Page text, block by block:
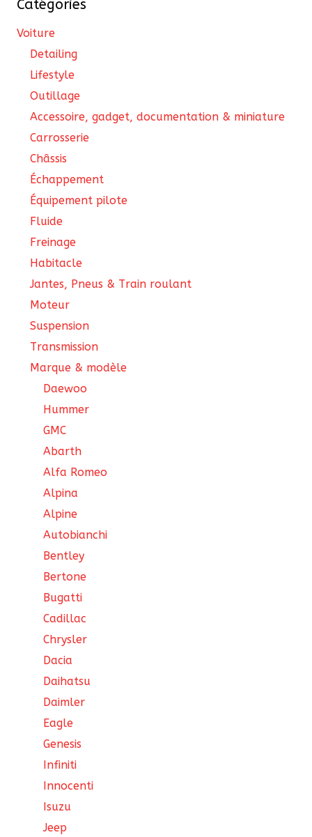
Catégories
Voiture
Detailing
Lifestyle
Outillage
Accessoire, gadget, documentation & miniature
Carrosserie
Châssis
Échappement
Équipement pilote
Fluide
Freinage
Habitacle
Jantes, Pneus & Train roulant
Moteur
Suspension
Transmission
Marque & modèle
Daewoo
Hummer
GMC
Abarth
Alfa Romeo
Alpina
Alpine
Autobianchi
Bentley
Bertone
Bugatti
Cadillac
Chrysler
Dacia
Daihatsu
Daimler
Eagle
Genesis
Infiniti
Innocenti
Isuzu
Jeep